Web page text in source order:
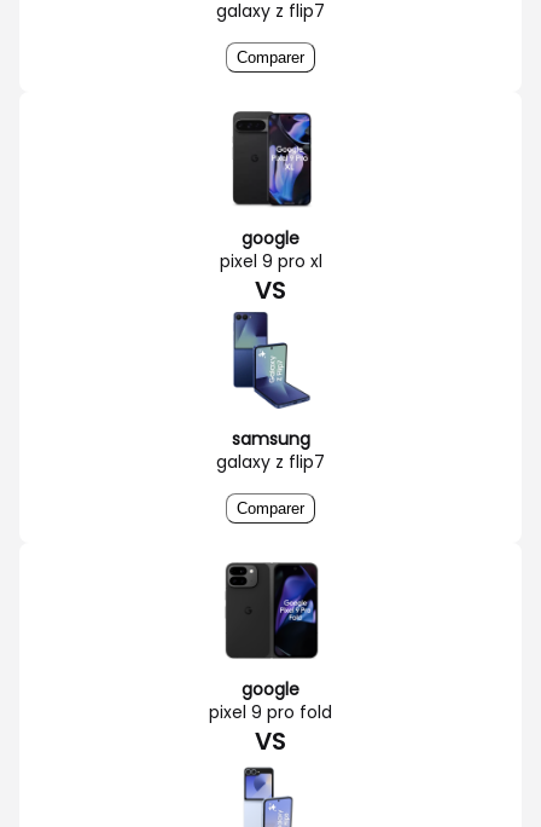
galaxy z flip7
Comparer
google
pixel 9 pro xl
VS
samsung
galaxy z flip7
Comparer
google
pixel 9 pro fold
VS